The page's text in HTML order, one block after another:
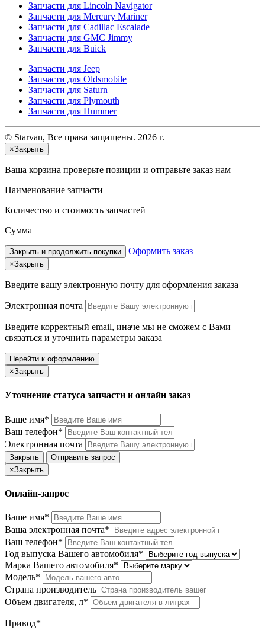
Запчасти для Lincoln Navigator
Запчасти для Mercury Mariner
Запчасти для Cadillac Escalade
Запчасти для GMC Jimmy
Запчасти для Buick
Запчасти для Jeep
Запчасти для Oldsmobile
Запчасти для Saturn
Запчасти для Plymouth
Запчасти для Hummer
© Starvan, Все права защищены. 2026 г.
×Закрыть
Ваша корзина проверьте позиции и отправьте заказ нам
Наименование запчасти
Количество и стоимость запчастей
Сумма
Закрыть и продолжить покупки Оформить заказ
×Закрыть
Введите вашу электронную почту для оформления заказа
Электронная почта
Введите корректный email, иначе мы не сможем с Вами
связаться и уточнить параметры заказа
Перейти к оформлению
×Закрыть
Уточнение статуса запчасти и онлайн заказ
Ваше имя*
Ваш телефон*
Электронная почта
Закрыть
Отправить запрос
×Закрыть
Онлайн-запрос
Ваше имя*
Ваша электронная почта*
Ваш телефон*
Год выпуска Вашего автомобиля*
Марка Вашего автомобиля*
Модель*
Страна производитель
Объем двигателя, л*
Привод*